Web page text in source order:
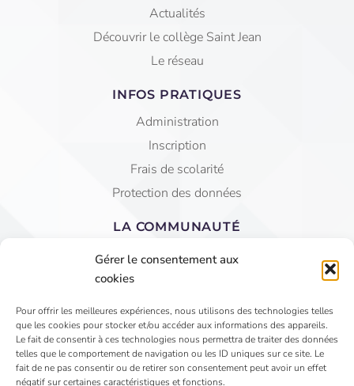
Gérer le consentement aux
cookies
Pour offrir les meilleures expériences, nous utilisons des technologies telles
que les cookies pour stocker et/ou accéder aux informations des appareils.
Le fait de consentir à ces technologies nous permettra de traiter des données
telles que le comportement de navigation ou les ID uniques sur ce site. Le
fait de ne pas consentir ou de retirer son consentement peut avoir un effet
négatif sur certaines caractéristiques et fonctions.
Actualités
Découvrir le collège Saint Jean
Le réseau
INFOS PRATIQUES
Administration
Inscription
Frais de scolarité
Protection des données
LA COMMUNAUTÉ
Equipe éducative
AGEC Saint Jean
4 Rue du Faubourg St Jean - VIHIERS 49310 LYS
HAUT LAYON
02 41 75 81 15